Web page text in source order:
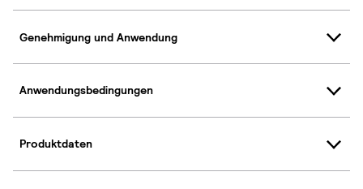
Genehmigung und Anwendung
Anwendungsbedingungen
Produktdaten